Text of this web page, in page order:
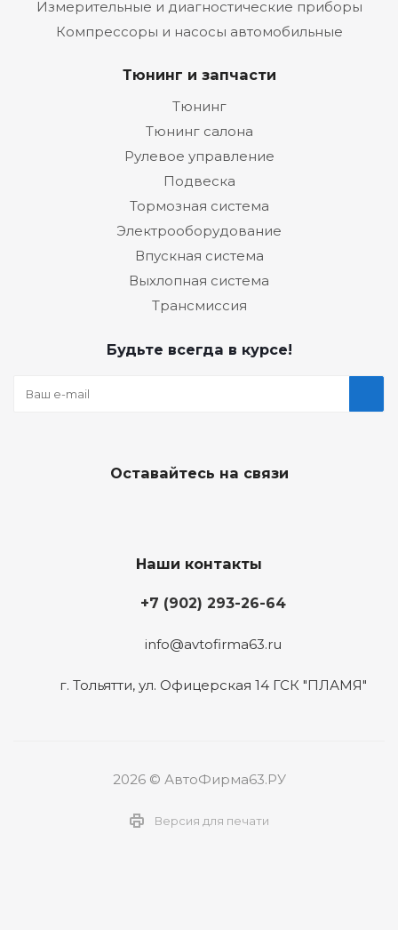
Измерительные и диагностические приборы
Компрессоры и насосы автомобильные
Тюнинг и запчасти
Тюнинг
Тюнинг салона
Рулевое управление
Подвеска
Тормозная система
Электрооборудование
Впускная система
Выхлопная система
Трансмиссия
Будьте всегда в курсе!
Оставайтесь на связи
Наши контакты
+7 (902) 293-26-64
info@avtofirma63.ru
г. Тольятти, ул. Офицерская 14 ГСК "ПЛАМЯ"
2026 © АвтоФирма63.РУ
Версия для печати